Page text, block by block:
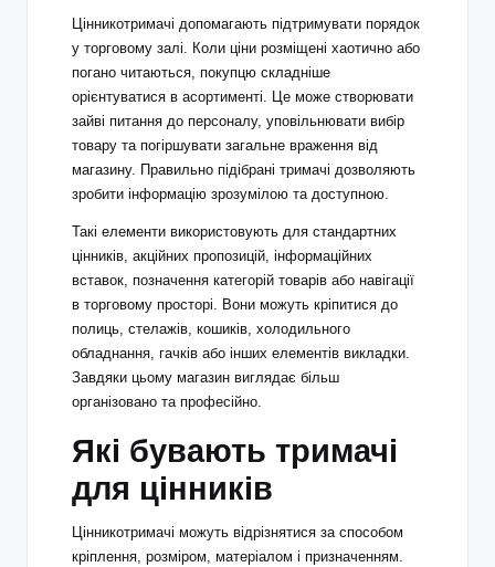
Цінникотримачі допомагають підтримувати порядок
у торговому залі. Коли ціни розміщені хаотично або
погано читаються, покупцю складніше
орієнтуватися в асортименті. Це може створювати
зайві питання до персоналу, уповільнювати вибір
товару та погіршувати загальне враження від
магазину. Правильно підібрані тримачі дозволяють
зробити інформацію зрозумілою та доступною.
Такі елементи використовують для стандартних
цінників, акційних пропозицій, інформаційних
вставок, позначення категорій товарів або навігації
в торговому просторі. Вони можуть кріпитися до
полиць, стелажів, кошиків, холодильного
обладнання, гачків або інших елементів викладки.
Завдяки цьому магазин виглядає більш
організовано та професійно.
Які бувають тримачі
для цінників
Цінникотримачі можуть відрізнятися за способом
кріплення, розміром, матеріалом і призначенням.